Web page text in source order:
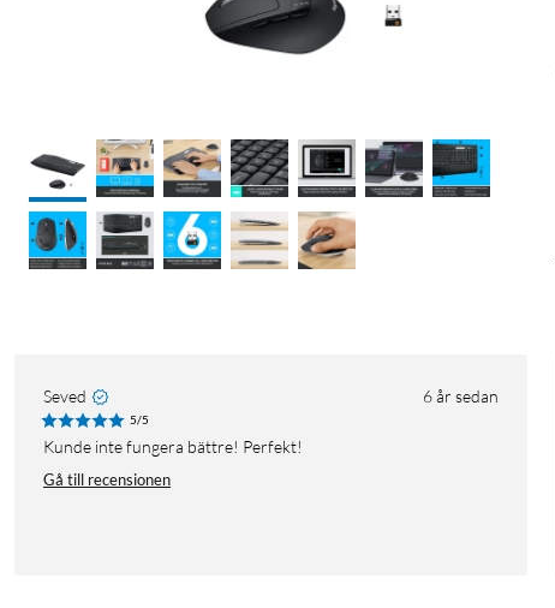
Seved 6 år sedan
5/5
Kunde inte fungera bättre! Perfekt!
Gå till recensionen